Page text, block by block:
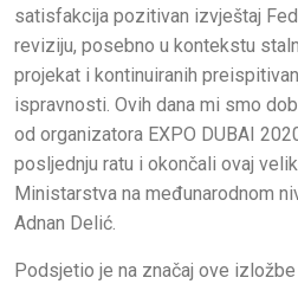
satisfakcija pozitivan izvještaj
reviziju, posebno u kontekstu
projekat i kontinuiranih
ispravnosti. Ovih dana mi smo
od organizatora EXPO DUBAI
posljednju ratu i okončali ovaj
Ministarstva na međunarodnom
Adnan Delić.
Podsjetio je na značaj ove